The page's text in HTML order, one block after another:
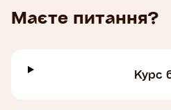
Маєте питання?
Курс